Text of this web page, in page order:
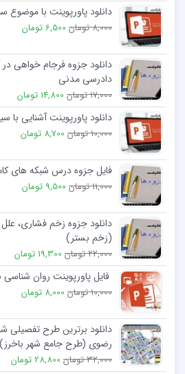
دانلود پاورپوینت با موضوع
8,000 تومان 6,500 تومان
دانلود جزوه فرجام خواهی
دادرسی مدنی
17,000 تومان 14,800 تومان
دانلود پاورپوینت آشنایی با
10,000 تومان 8,700 تومان
فایل جزوه درس شبکه های
11,000 تومان 9,500 تومان
دانلود جزوه زخم فشاری،
(زخم بستر)
22,000 تومان 19,300 تومان
فایل پاورپوینت روان شناسی
10,000 تومان 8,000 تومان
دانلود برترین طرح تفصیلی
رضوی (طرح جامع شهر باخرز)
32,000 تومان 28,800 تومان